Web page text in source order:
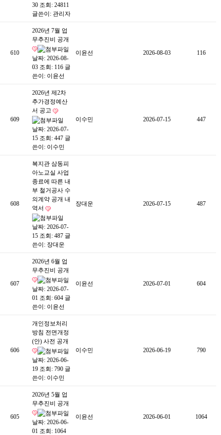
30 조회: 24811
글쓴이: 관리자
610
2026년 7월 업
무추진비 공개
날짜: 2026-08-
03 조회: 116 글
쓴이: 이윤선
이윤선 2026-08-03 116
609
2026년 제2차
추가경정예산
서 공고
날짜: 2026-07-
15 조회: 447 글
쓴이: 이수민
이수민 2026-07-15 447
608
복지관 삼동피
아노교실 사업
종료에 따른 내
부 철거공사 수
의계약 공개 내
역서
날짜: 2026-07-
15 조회: 487 글
쓴이: 장대운
장대운 2026-07-15 487
607
2026년 6월 업
무추진비 공개
날짜: 2026-07-
01 조회: 604 글
쓴이: 이윤선
이윤선 2026-07-01 604
606
개인정보처리
방침 전면개정
(안) 사전 공개
날짜: 2026-06-
19 조회: 790 글
쓴이: 이수민
이수민 2026-06-19 790
605
2026년 5월 업
무추진비 공개
날짜: 2026-06-
01 조회: 1064
이윤선 2026-06-01 1064